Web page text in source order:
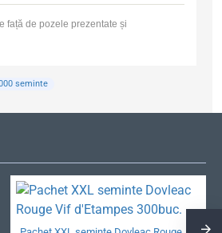
față de pozele prezentate și
seminte